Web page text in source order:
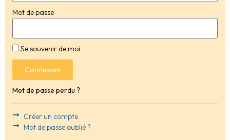
Mot de passe
Se souvenir de moi
Connexion
Mot de passe perdu ?
Créer un compte
Mot de passe oublié ?